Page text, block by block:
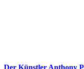
Der Künstler Anthony